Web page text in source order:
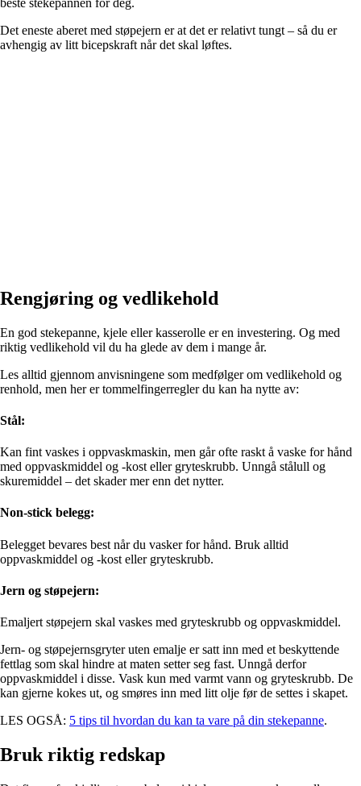
Det eneste aberet med støpejern er at det er relativt tungt – så du er
avhengig av litt bicepskraft når det skal løftes.
Rengjøring og vedlikehold
En god stekepanne, kjele eller kasserolle er en investering. Og med
riktig vedlikehold vil du ha glede av dem i mange år.
Les alltid gjennom anvisningene som medfølger om vedlikehold og
renhold, men her er tommelfingerregler du kan ha nytte av:
Stål:
Kan fint vaskes i oppvaskmaskin, men går ofte raskt å vaske for hånd
med oppvaskmiddel og -kost eller gryteskrubb. Unngå stålull og
skuremiddel – det skader mer enn det nytter.
Non-stick belegg:
Belegget bevares best når du vasker for hånd. Bruk alltid
oppvaskmiddel og -kost eller gryteskrubb.
Jern og støpejern:
Emaljert støpejern skal vaskes med gryteskrubb og oppvaskmiddel.
Jern- og støpejernsgryter uten emalje er satt inn med et beskyttende
fettlag som skal hindre at maten setter seg fast. Unngå derfor
oppvaskmiddel i disse. Vask kun med varmt vann og gryteskrubb. De
kan gjerne kokes ut, og smøres inn med litt olje før de settes i skapet.
LES OGSÅ: 5 tips til hvordan du kan ta vare på din stekepanne.
Bruk riktig redskap